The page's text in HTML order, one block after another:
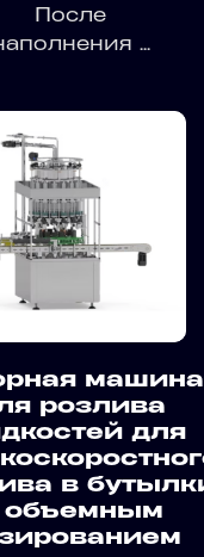
После
...
машина
розлива
для
в
объемным